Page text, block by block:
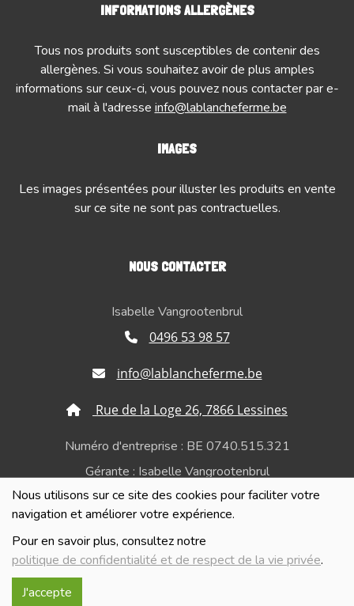
Nous utilisons sur ce site des cookies pour faciliter votre
navigation et améliorer votre expérience.
Pour en savoir plus, consultez notre
politique de confidentialité et de respect de la vie privée.
J'accepte
INFORMATIONS ALLERGÈNES
Tous nos produits sont susceptibles de contenir des
allergènes. Si vous souhaitez avoir de plus amples
informations sur ceux-ci, vous pouvez nous contacter par e-
mail à l'adresse info@lablancheferme.be
IMAGES
Les images présentées pour illuster les produits en vente
sur ce site ne sont pas contractuelles.
NOUS CONTACTER
Isabelle Vangrootenbrul
0496 53 98 57
info@lablancheferme.be
Rue de la Loge 26, 7866 Lessines
Numéro d'entreprise : BE 0740.515.321
Gérante : Isabelle Vangrootenbrul
Politique de confidentialité et de respect de la vie
privée